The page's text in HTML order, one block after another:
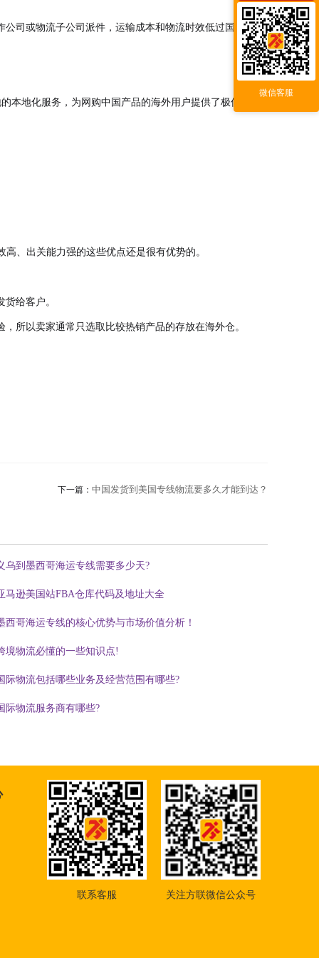
司或物流子公司派件，运输成本和物流时效低过国际
本地化服务，为网购中国产品的海外用户提供了极佳的
、出关能力强的这些优点还是很有优势的。
给客户。
所以卖家通常只选取比较热销产品的存放在海外仓。
下一篇： 中国发货到美国专线物流要多久才能到达？
乌到墨西哥海运专线需要多少天?
马逊美国站FBA仓库代码及地址大全
西哥海运专线的核心优势与市场价值分析！
境物流必懂的一些知识点!
际物流包括哪些业务及经营范围有哪些?
际物流服务商有哪些?
联系客服 关注方联微信公众号
微信客服